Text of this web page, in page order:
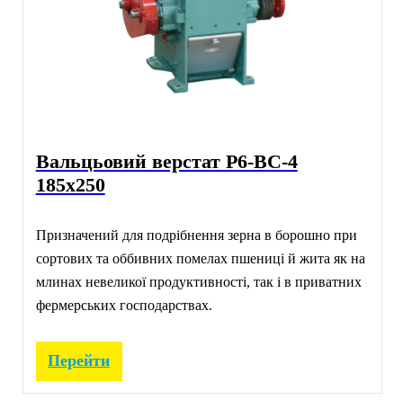
Вальцьовий верстат Р6-ВС-4
185х250
Призначений для подрібнення зерна в борошно при
сортових та оббивних помелах пшениці й жита як на
млинах невеликої продуктивності, так і в приватних
фермерських господарствах.
Перейти